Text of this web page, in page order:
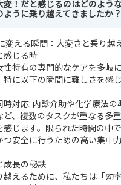
変！だと感じるのはどのよう
うに乗り越えてきましたか？
変える瞬間：大変さと乗り越
感じる時
性特有の専門的なケアを多岐
に以下の瞬間に難しさを感じ
対応: 内診介助や化学療法の
ど、複数のタスクが重なる多
感じます。限られた時間の中
安全に行うための高い集中力
成長の秘訣
越えるために、私たちは「効